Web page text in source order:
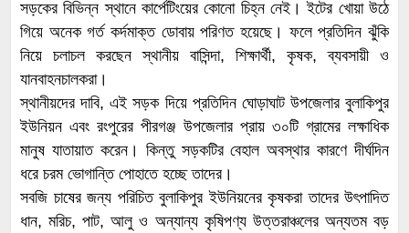
সড়কের বিভিন্ন স্থানে কার্পেটিংয়ের কোনো চিহ্ন নেই। ইটের খোয়া উঠে
গিয়ে অনেক গর্ত কর্দমাক্ত ডোবায় পরিণত হয়েছে। ফলে প্রতিদিন ঝুঁকি
নিয়ে চলাচল করছেন স্থানীয় বাসিন্দা, শিক্ষার্থী, কৃষক, ব্যবসায়ী ও
যানবাহনচালকরা।
স্থানীয়দের দাবি, এই সড়ক দিয়ে প্রতিদিন ঘোড়াঘাট উপজেলার বুলাকিপুর
ইউনিয়ন এবং রংপুরের পীরগঞ্জ উপজেলার প্রায় ৩০টি গ্রামের লক্ষাধিক
মানুষ যাতায়াত করেন। কিন্তু সড়কটির বেহাল অবস্থার কারণে দীর্ঘদিন
ধরে চরম ভোগান্তি পোহাতে হচ্ছে তাদের।
সবজি চাষের জন্য পরিচিত বুলাকিপুর ইউনিয়নের কৃষকরা তাদের উৎপাদিত
ধান, মরিচ, পাট, আলু ও অন্যান্য কৃষিপণ্য উত্তরাঞ্চলের অন্যতম বড়